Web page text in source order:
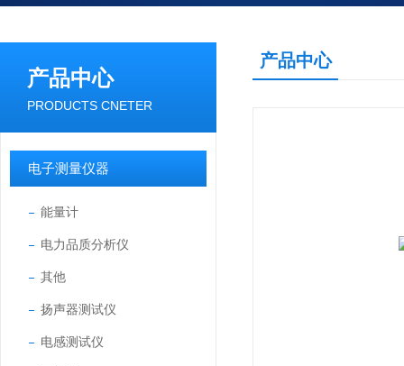
产品中心
PRODUCTS CNETER
电子测量仪器
能量计
电力品质分析仪
其他
扬声器测试仪
电感测试仪
产品中心